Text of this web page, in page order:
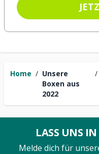
Home / Unsere
Boxen aus
2022
/
LASS UNS
Melde dich für